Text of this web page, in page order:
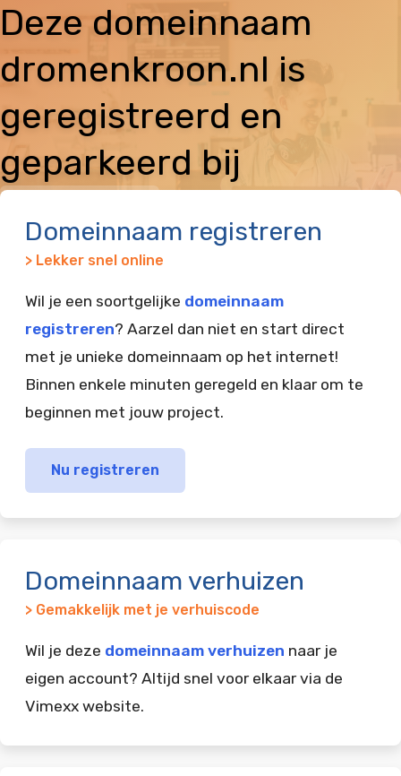
Deze domeinnaam
dromenkroon.nl is
geregistreerd en
geparkeerd bij
Domeinnaam registreren
> Lekker snel online
Wil je een soortgelijke domeinnaam
registreren? Aarzel dan niet en start direct
met je unieke domeinnaam op het internet!
Binnen enkele minuten geregeld en klaar om te
beginnen met jouw project.
Nu registreren
Domeinnaam verhuizen
> Gemakkelijk met je verhuiscode
Wil je deze domeinnaam verhuizen naar je
eigen account? Altijd snel voor elkaar via de
Vimexx website.